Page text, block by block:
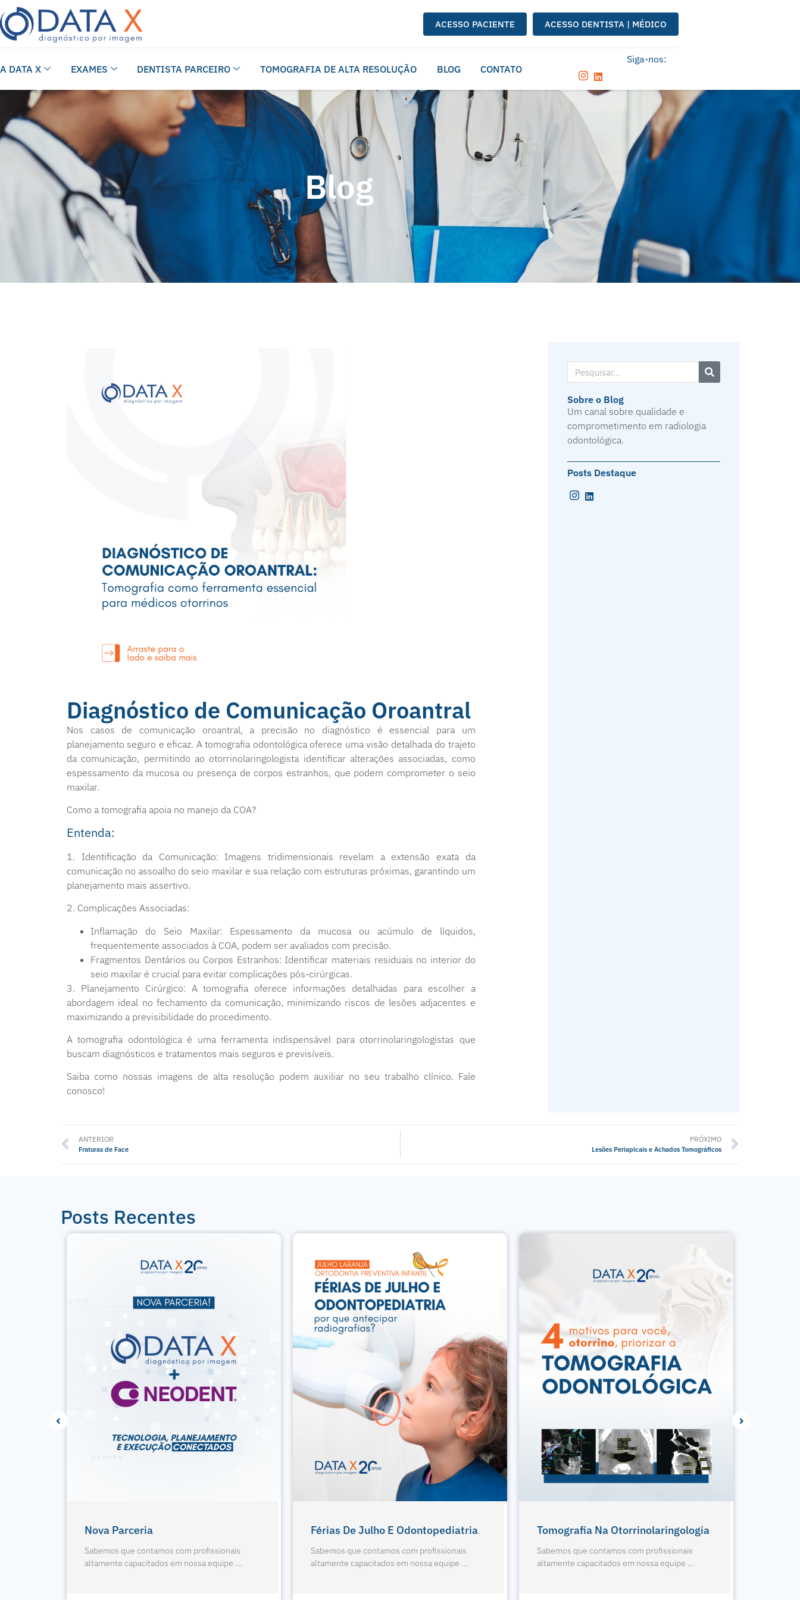
ACESSO PACIENTE ACESSO DENTISTA | MÉDICO
A DATA X EXAMES DENTISTA PARCEIRO TOMOGRAFIA DE ALTA RESOLUÇÃO BLOG CONTATO
Siga-nos:
Blog
Diagnóstico de Comunicação Oroantral
Nos casos de comunicação oroantral, a precisão no diagnóstico é essencial para um
planejamento seguro e eficaz. A tomografia odontológica oferece uma visão detalhada do trajeto
da comunicação, permitindo ao otorrinolaringologista identificar alterações associadas, como
espessamento da mucosa ou presença de corpos estranhos, que podem comprometer o seio
maxilar.
Como a tomografia apoia no manejo da COA?
Entenda:
️1. Identificação da Comunicação: Imagens tridimensionais revelam a extensão exata da
comunicação no assoalho do seio maxilar e sua relação com estruturas próximas, garantindo um
planejamento mais assertivo.
2. Complicações Associadas:
Inflamação do Seio Maxilar: Espessamento da mucosa ou acúmulo de líquidos,
frequentemente associados à COA, podem ser avaliados com precisão.
Fragmentos Dentários ou Corpos Estranhos: Identificar materiais residuais no interior do
seio maxilar é crucial para evitar complicações pós-cirúrgicas.
3. Planejamento Cirúrgico: A tomografia oferece informações detalhadas para escolher a
abordagem ideal no fechamento da comunicação, minimizando riscos de lesões adjacentes e
maximizando a previsibilidade do procedimento.
A tomografia odontológica é uma ferramenta indispensável para otorrinolaringologistas que
buscam diagnósticos e tratamentos mais seguros e previsíveis.
Saiba como nossas imagens de alta resolução podem auxiliar no seu trabalho clínico. Fale
conosco!
Sobre o Blog
Um canal sobre qualidade e
comprometimento em radiologia
odontológica.
Posts Destaque
ANTERIOR
Fraturas de Face
PRÓXIMO
Lesões Periapicais e Achados Tomográficos
Posts Recentes
4 Pontos Da Radiografia
Sabemos que contamos com profissionais
Exodontia De Terceiros Molares
Sabemos que contamos com profissionais
altamente capacitados em nossa equipe ...
1º Eagle Edge 0.2 FS Do RJ
Sabemos que contamos com profissionais
altamente capacitados em nossa equipe ...